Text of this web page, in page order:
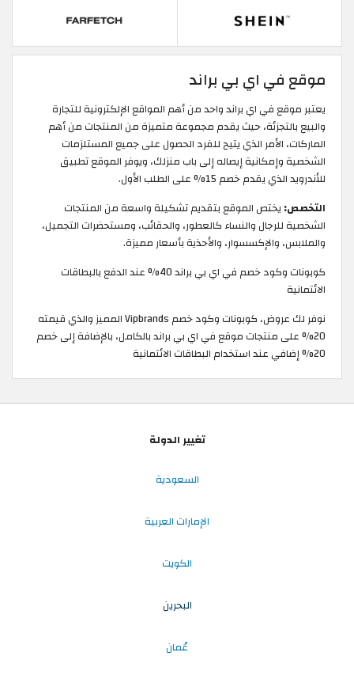
موقع في اي بي براند
يعتبر موقع في اي براند واحد من أهم المواقع الإلكترونية للتجارة
والبيع بالتجزئة، حيث يقدم مجموعة متميزة من المنتجات من أهم
الماركات، الأمر الذي يتيح للفرد الحصول على جميع المستلزمات
الشخصية وإمكانية إيصاله إلى باب منزلك، ويوفر الموقع تطبيق
للأندرويد الذي يقدم خصم 15% على الطلب الأول.
التخصص: يختص الموقع بتقديم تشكيلة واسعة من المنتجات
الشخصية للرجال والنساء كالعطور، والحقائب، ومستحضرات التجميل،
والملابس، والإكسسوار، والأحذية بأسعار مميزة.
كوبونات وكود خصم في اي بي براند 40% عند الدفع بالبطاقات
الائتمانية
نوفر لك عروض، كوبونات وكود خصم Vipbrands المميز والذي قيمته
20% على منتجات موقع في اي بي براند بالكامل، بالإضافة إلى خصم
20% إضافي عند استخدام البطاقات الائتمانية
تغيير الدولة
السعودية
الإمارات العربية
الكويت
البحرين
عُمان